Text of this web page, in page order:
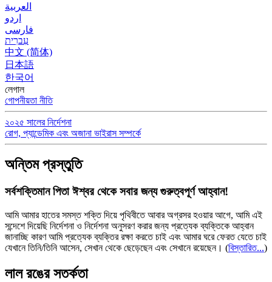
العربية
اردو
فارسی
עִברִית
中文 (简体)
日本語
한국어
লেগাল
গোপনীয়তা নীতি
২০২৫ সালের নির্দেশনা
রোগ, প্যান্ডেমিক এবং অজানা ভাইরাস সম্পর্কে
অন্তিম প্রস্তুতি
সর্বশক্তিমান পিতা ঈশ্বর থেকে সবার জন্য গুরুত্বপূর্ণ আহ্বান!
আমি আমার হাতের সমস্ত শক্তি দিয়ে পৃথিবীতে আবার অগ্রসর হওয়ার আগে, আমি এই
সন্দেশে দিয়েছি নির্দেশনা ও নির্দেশনা অনুসরণ করার জন্য প্রত্যেক ব্যক্তিকে আহ্বান
জানাচ্ছি কারণ আমি প্রত্যেক ব্যক্তির রক্ষা করতে চাই এবং আমার ঘরে ফেরত যেতে চাই
যেখানে তিনি/তিনি আসেন, সেখান থেকে ছেড়েছেন এবং সেখানে রয়েছেন। (বিস্তারিত...)
লাল রঙের সতর্কতা